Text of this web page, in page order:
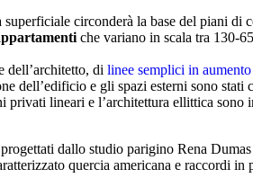
circonderà la base del piani di
che variano in scala tra 130-
dell’architetto, di linee semplici in aumento
dell’edificio e gli spazi esterni sono stati
privati lineari e l’architettura ellittica sono
dallo studio parigino Rena
quercia americana e raccordi in